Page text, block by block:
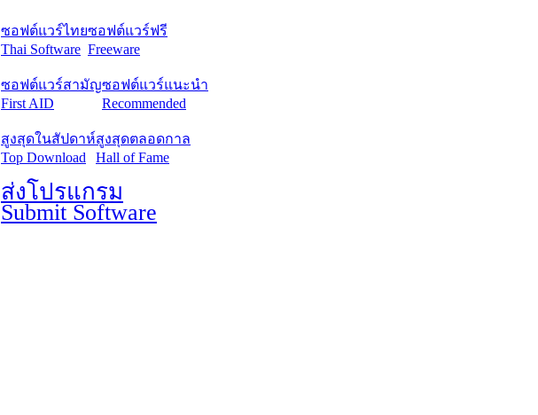
ซอฟต์แวร์ไทย
Thai Software
ซอฟต์แวร์ฟรี
Freeware
ซอฟต์แวร์สามัญ
First AID
ซอฟต์แวร์แนะนำ
Recommended
สูงสุดในสัปดาห์
Top Download
สูงสุดตลอดกาล
Hall of Fame
ส่งโปรแกรม
Submit Software